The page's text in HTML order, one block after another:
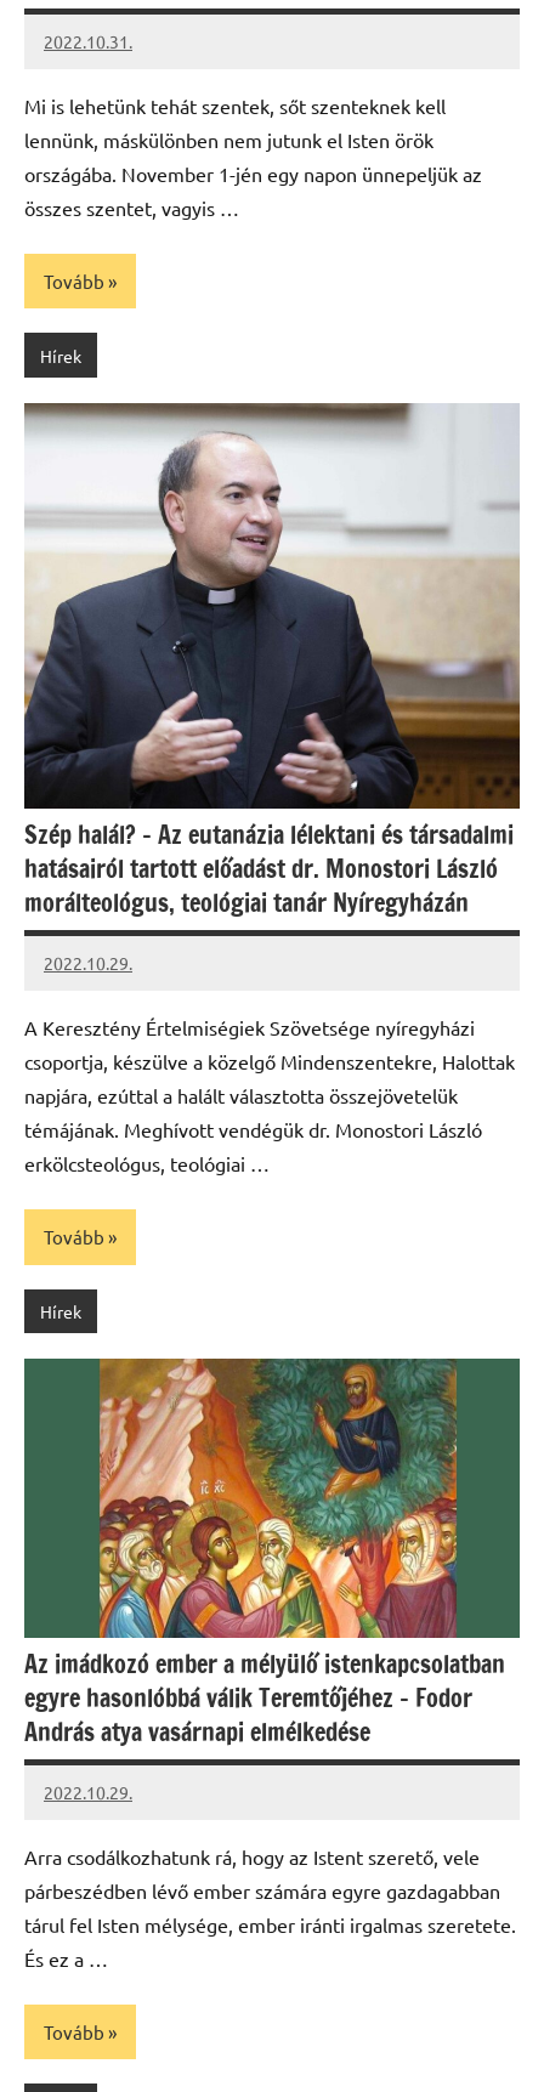
2022.10.31.
kovacs.agi
Mi is lehetünk tehát szentek, sőt szenteknek kell
lennünk, máskülönben nem jutunk el Isten örök
országába. November 1-jén egy napon ünnepeljük az
összes szentet, vagyis …
Tovább
Hírek
Szép halál? – Az eutanázia lélektani és társadalmi
hatásairól tartott előadást dr. Monostori László
morálteológus, teológiai tanár Nyíregyházán
2022.10.29.
kovacs.agi
A Keresztény Értelmiségiek Szövetsége nyíregyházi
csoportja, készülve a közelgő Mindenszentekre, Halottak
napjára, ezúttal a halált választotta összejövetelük
témájának. Meghívott vendégük dr. Monostori László
erkölcsteológus, teológiai …
Tovább
Hírek
Az imádkozó ember a mélyülő istenkapcsolatban
egyre hasonlóbbá válik Teremtőjéhez – Fodor
András atya vasárnapi elmélkedése
2022.10.29.
kovacs.agi
Arra csodálkozhatunk rá, hogy az Istent szerető, vele
párbeszédben lévő ember számára egyre gazdagabban
tárul fel Isten mélysége, ember iránti irgalmas szeretete.
És ez a …
Tovább